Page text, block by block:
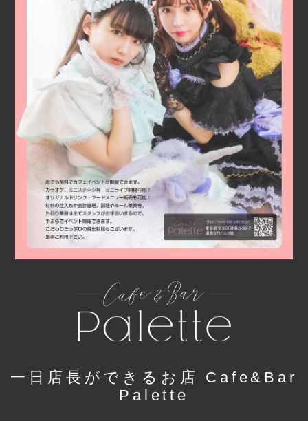
一日店長ができるお店 Cafe&Bar
Palette